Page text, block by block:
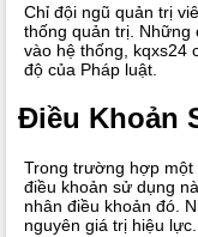
Chỉ đội ngũ quản trị
thống quản trị. Những
vào hệ thống, kqxs24
độ của Pháp luật.
Điều Khoản
Trong trường hợp một
điều khoản sử dụng
nhân điều khoản đó.
nguyên giá trị hiệu lực.